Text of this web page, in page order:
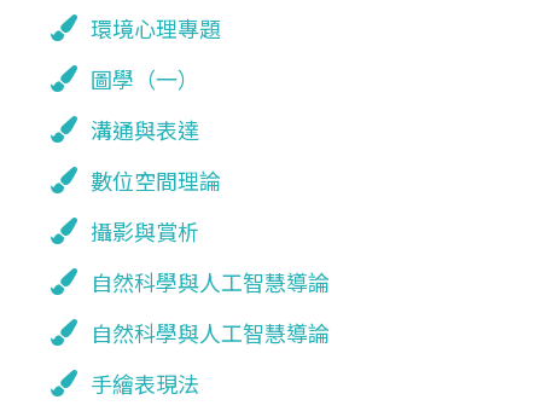
環境心理專題
圖學（一）
溝通與表達
數位空間理論
攝影與賞析
自然科學與人工智慧導論
自然科學與人工智慧導論
手繪表現法